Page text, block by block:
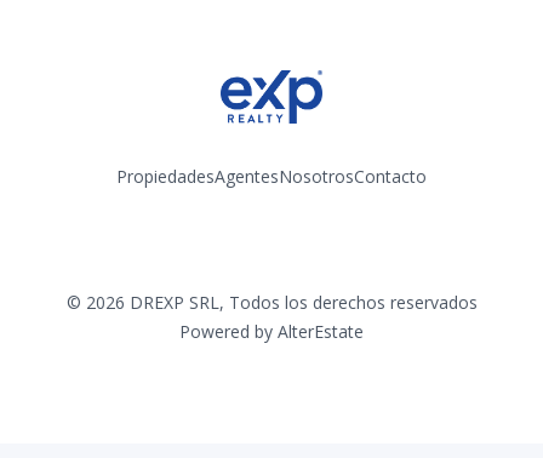
PropiedadesAgentesNosotrosContacto
© 2026 DREXP SRL, Todos los derechos reservados
Powered by AlterEstate